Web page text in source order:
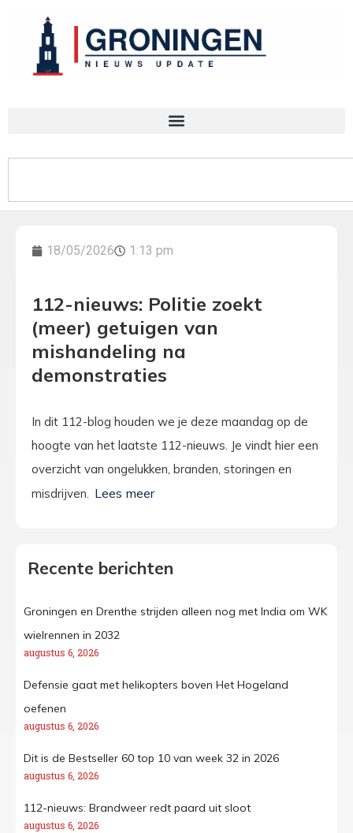
18/05/2026 1:13 pm
112-nieuws: Politie zoekt
(meer) getuigen van
mishandeling na
demonstraties
In dit 112-blog houden we je deze maandag op de
hoogte van het laatste 112-nieuws. Je vindt hier een
overzicht van ongelukken, branden, storingen en
misdrijven.
Recente berichten
Groningen en Drenthe strijden alleen nog met India om WK
wielrennen in 2032
augustus 6, 2026
Defensie gaat met helikopters boven Het Hogeland
oefenen
augustus 6, 2026
Dit is de Bestseller 60 top 10 van week 32 in 2026
augustus 6, 2026
112-nieuws: Brandweer redt paard uit sloot
augustus 6, 2026